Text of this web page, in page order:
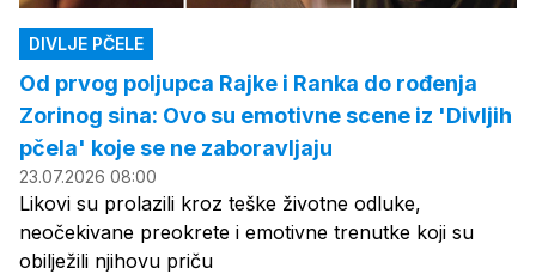
DIVLJE PČELE
Od prvog poljupca Rajke i Ranka do rođenja
Zorinog sina: Ovo su emotivne scene iz 'Divljih
pčela' koje se ne zaboravljaju
23.07.2026 08:00
Likovi su prolazili kroz teške životne odluke,
neočekivane preokrete i emotivne trenutke koji su
obilježili njihovu priču